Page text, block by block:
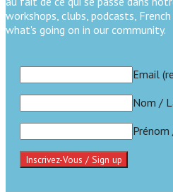
workshops, clubs, podcasts,
what's going on in our community.
Email
Nom /